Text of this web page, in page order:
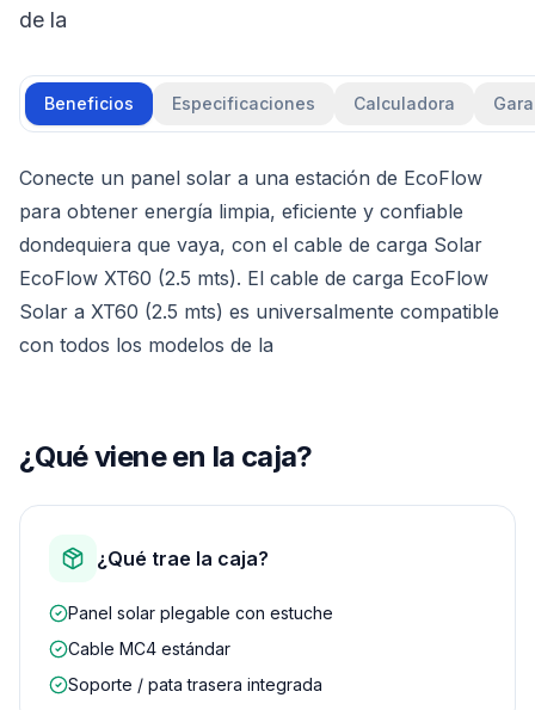
de la
Beneficios Especificaciones Calculadora
Conecte un panel solar a una estación de EcoFlow
para obtener energía limpia, eficiente y confiable
dondequiera que vaya, con el cable de carga Solar
EcoFlow XT60 (2.5 mts). El cable de carga EcoFlow
Solar a XT60 (2.5 mts) es universalmente compatible
con todos los modelos de la
¿Qué viene en la caja?
¿Qué trae la caja?
Panel solar plegable con estuche
Cable MC4 estándar
Soporte / pata trasera integrada